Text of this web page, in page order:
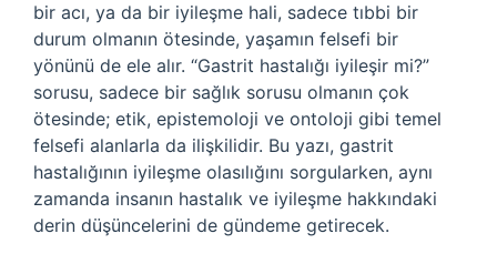
bir acı, ya da bir iyileşme hali, sadece tıbbi bir
durum olmanın ötesinde, yaşamın felsefi bir
yönünü de ele alır. “Gastrit hastalığı iyileşir mi?”
sorusu, sadece bir sağlık sorusu olmanın çok
ötesinde; etik, epistemoloji ve ontoloji gibi temel
felsefi alanlarla da ilişkilidir. Bu yazı, gastrit
hastalığının iyileşme olasılığını sorgularken, aynı
zamanda insanın hastalık ve iyileşme hakkındaki
derin düşüncelerini de gündeme getirecek.